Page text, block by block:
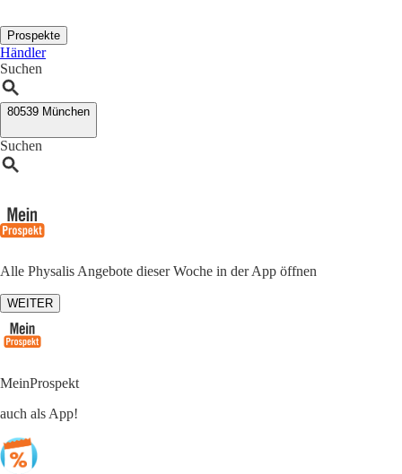
Prospekte
Händler
Suchen
80539 München
Suchen
Alle Physalis Angebote dieser Woche in der App öffnen
WEITER
MeinProspekt
auch als App!